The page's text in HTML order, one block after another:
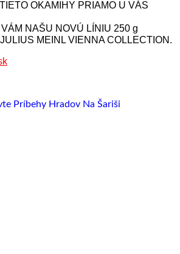
OKAMIHY PRIAMO U VÁS
NAŠU NOVÚ LÍNIU 250 g
MEINL VIENNA COLLECTION.